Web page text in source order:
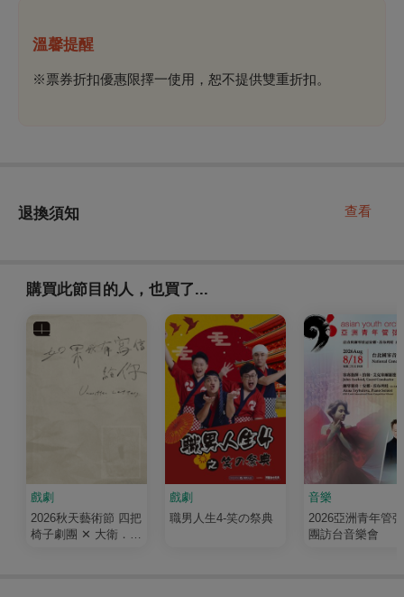
溫馨提醒
※票券折扣優惠限擇一使用，恕不提供雙重折扣。
退換須知 查看
購買此節目的人，也買了...
戲劇
2026秋天藝術節 四把
椅子劇團 ✕ 大衛．吉
戲劇
職男人生4-笑の祭典
音樂
2026亞洲青年管
團訪台音樂會